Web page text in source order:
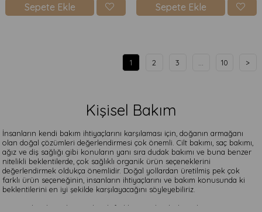
Sepete Ekle Sepete Ekle
1 2 3 10 >
Kişisel Bakım
İnsanların kendi bakım ihtiyaçlarını karşılaması için, doğanın armağanı
olan doğal çözümleri değerlendirmesi çok önemli. Cilt bakımı, saç bakımı,
ağız ve diş sağlığı gibi konuların yanı sıra dudak bakımı ve buna benzer
nitelikli beklentilerde, çok sağlıklı organik ürün seçeneklerini
değerlendirmek oldukça önemlidir. Doğal yollardan üretilmiş pek çok
farklı ürün seçeneğinin, insanların ihtiyaçlarını ve bakım konusunda ki
beklentilerini en iyi şekilde karşılayacağını söyleyebiliriz.
Kimyasal malzemelerin pek çok farklı yan etkisi bulunurken,